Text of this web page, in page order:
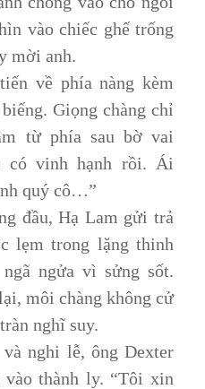
vào chiếc ghế trống
mời anh.
về phía nàng kèm
Giọng chàng chỉ
từ phía sau bờ vai
có vinh hạnh rồi. Ái
quý cô…”
đầu, Hạ Lam gửi trả
lẹm trong lặng thinh
ngửa vì sửng sốt.
môi chàng không cử
nghĩ suy.
nghi lễ, ông Dexter
thành ly. “Tôi xin